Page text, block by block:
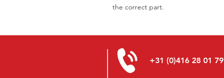
the correct part.
+31 (0)416 28 01 79